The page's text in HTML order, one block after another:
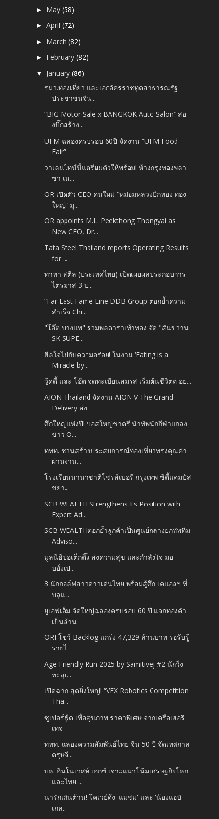
► May(58)
►April(72)
► March(82)
► February(82)
▼ January(86)
รมว.ท่องเที่ยว และเอกอัครราชทูตสาธารณรัฐ
ประชาชนจีน...
“BIG Motor Sale x BANGKOK Auto Salon” สอ
งบิ๊กสร้าง...
UFM ฉลองครบรอบ 60ปี จัดงาน “UFM Food
Fair”
วาเลนไทน์นี้แตรียมตัวให้พร้อม! ห้างกรุงทองพลา
ซา เน...
OR เปิดตัว CEO คนใหม่ “หม่อมหลวงปีกทอง ทอง
ใหญ่” มุ...
OR appoints M.L. Peekthong Thongyai as
New CEO, Dr...
Tata Steel Thailand reports Operating Results
for ...
ทาทา สตีล (ประเทศไทย) เปิดเผยผลประกอบการ
ไตรมาส 3 ป...
“Far East Fame Line DDB Group ตอกย้ำความ
สำเร็จ Chi...
"โอ๊ต บางแพ" รวมพลดาราเท้าทอง จัด "สันขวาน
SK SUPE...
ฮีลใจไปกับความอร่อย! ในงาน ‘Eating is a
Miracle by...
วู้ดดี้ และ โอ๊ต จดทะเบียนสมรส เริ่มต้นชีวิตคู่ อย...
AION Thailand จัดงาน AION V The Grand
Delivery ส่ง...
ศึกใหญ่แห่งปี! บอสใหญ่ชาตรี นำทัพนักกีฬาแถลง
ข่าว O...
ททท. ชวนสร้างประสบการณ์ท่องเที่ยวทรงคุณค่า
ผ่านงาน...
โรงเรียนนานาชาติโชรส์เบอรี กรุงเทพ ซิตี้แคมปัส
ขยา...
SCB WEALTH Strengthens Its Position with
Expert Ad...
SCB WEALTHตอกย้ำลูกค้าเป็นศูนย์กลางยกทัพทีม
Adviso...
มูลนิธิป่อเต็กตึ๊ง ส่งความสุข และกำลังใจ มอ
บอั่งเป...
3 นักกอล์ฟสาวดาวเด่นไทย พร้อมสู้ศึก เคแอลฯ ที่
บลูแ...
ยูเอฟเอ็ม จัดใหญ่ฉลองครบรอบ 60 ปี แจกทองคำ
เป็นล้าน
ORI โชว์ Backlog แกร่ง 47,329 ล้านบาท รอรับรู้
รายไ...
Age Friendly Run 2025 by Samitivej #2 นักวิ่ง
ทะลุเ...
เปิดฉาก สุดยิ่งใหญ่! “VEX Robotics Competition
Tha...
ซูเปอร์ฟู้ด เพื่อสุขภาพ ราคาพิเศษ จากเครือเฮอริ
เทจ
ททท. ฉลองความสัมพันธ์ไทย-จีน 50 ปี จัดเทศกาล
ตรุษจี...
บล. อินโนเวสท์ เอกซ์ เจาะแนวโน้มเศรษฐกิจโลก
และไทย ...
น่ารักเกินต้าน! โคเวย์ดึง 'แม่ชม' และ 'น้องแอบิ
เกล...